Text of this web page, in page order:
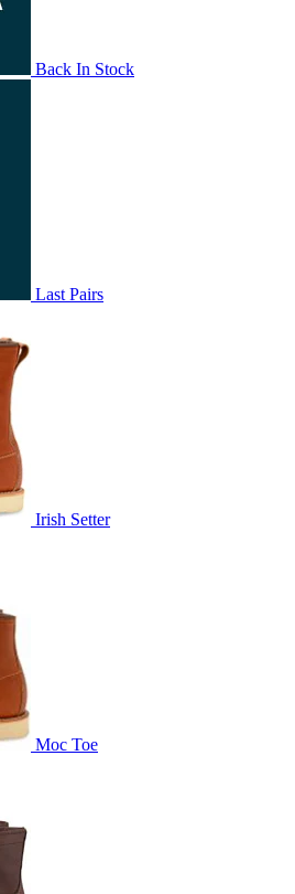
Back In Stock
Last Pairs
Irish Setter
Moc Toe